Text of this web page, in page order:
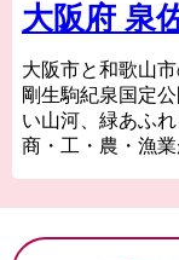
大阪府 泉
大阪市と和歌山
剛生駒紀泉国定
い山河、緑あふ
商・工・農・漁
結ぶ玄関都市と